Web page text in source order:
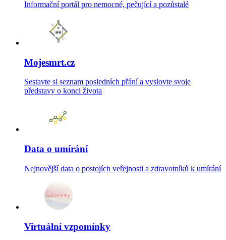
Informační portál pro nemocné, pečující a pozůstalé
Mojesmrt.cz
Sestavte si seznam posledních přání a vyslovte svoje
představy o konci života
Data o umírání
Nejnovější data o postojích veřejnosti a zdravotníků k umírání
Virtuální vzpomínky